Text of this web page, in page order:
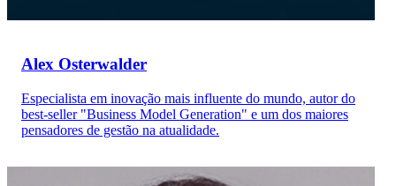
Alex Osterwalder
Especialista em inovação mais influente do mundo, autor do
best-seller "Business Model Generation" e um dos maiores
pensadores de gestão na atualidade.